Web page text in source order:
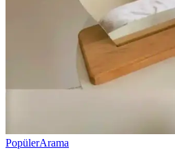
PopülerArama